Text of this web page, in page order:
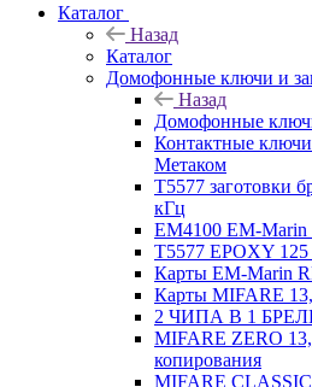
Каталог
Назад
Каталог
Домофонные ключи и
Назад
Домофонные
Контактные
Метаком
T5577 заготовки
кГц
EM4100 EM-
T5577 EPOXY
Карты EM-Marin
Карты MIFARE
2 ЧИПА В 1
MIFARE ZERO
копирования
MIFARE